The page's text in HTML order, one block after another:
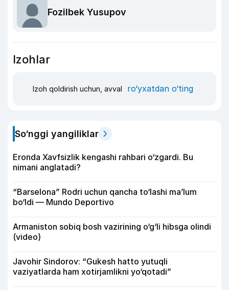
Fozilbek Yusupov
Izohlar
Izoh qoldirish uchun, avval ro‘yxatdan o‘ting
So‘nggi yangiliklar
Eronda Xavfsizlik kengashi rahbari o‘zgardi. Bu
nimani anglatadi?
“Barselona” Rodri uchun qancha to‘lashi ma’lum
bo‘ldi — Mundo Deportivo
Armaniston sobiq bosh vazirining o‘g‘li hibsga olindi
(video)
Javohir Sindorov: “Gukesh hatto yutuqli
vaziyatlarda ham xotirjamlikni yo‘qotadi”